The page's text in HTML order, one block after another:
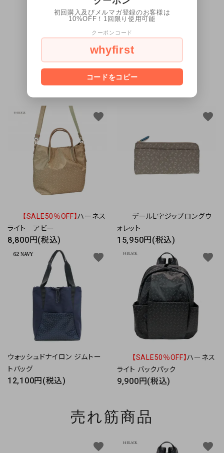
create レビューを書く
おすすめ商品
【SALE50％OFF】ハーネス
ライト アビー
8,800円(税込)
favorite
デールL字ジップロングウ
ォレット
15,950円(税込)
favorite
ウォッシュドナイロン ジムトー
トバッグ
12,100円(税込)
favorite
【SALE50％OFF】ハーネス
ライト バックパック
9,900円(税込)
favorite
売れ筋商品
favorite favorite
初回購入及びメルマガ登録のお客様は
10%OFF！1回限り使用可能
クーポンコード
whyfirst
コードをコピー